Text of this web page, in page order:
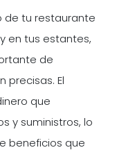
de tu restaurante
en tus estantes,
de
precisas. El
que
y suministros, lo
beneficios que